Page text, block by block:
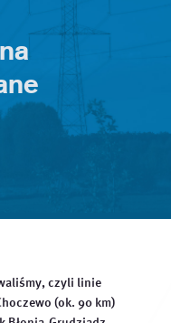
czyli linie
(ok. 90 km)